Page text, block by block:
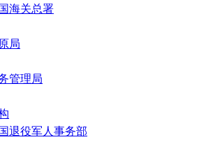
海关总署
局
管理局
退役军人事务部